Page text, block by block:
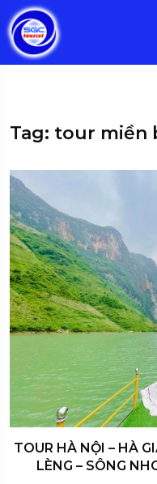
Tag: tour miền
TOUR HÀ NỘI – HÀ
LÈNG – SÔNG